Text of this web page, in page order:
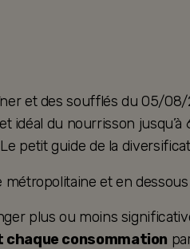
et des soufflés du 05/
idéal du nourrisson
petit guide de la
et en
plus ou moins
chaque consommation